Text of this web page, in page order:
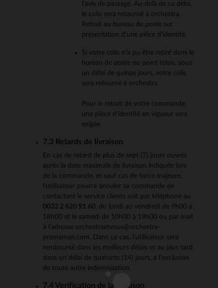
l'avis de passage. Au-delà de ce délai,
le colis sera retourné à orchestra.
Retrait au bureau de poste sur
présentation d'une pièce d'identité.
Si votre colis n'a pu être retiré dans le
bureau de poste ou point relais, sous
un délai de quinze jours, votre colis
sera retourné à orchestra.
Pour le retrait de votre commande,
une pièce d'identité en vigueur sera
exigée.
7.3 Retards de livraison
En cas de retard de plus de sept (7) jours ouvrés
après la date maximale de livraison indiquée lors
de la commande, et sauf cas de force majeure,
l’utilisateur pourra annuler sa commande en
contactant le service clients soit par téléphone au
0032 2 620 91 60 , du lundi au vendredi de 9h00 à
18h00 et le samedi de 10h00 à 18h00 ou par mail
à l’adresse orchestraetvous@orchestra-
premaman.com. Dans ce cas, l’utilisateur sera
remboursé dans les meilleurs délais et au plus tard
dans un délai de quatorze (14) jours, à l’exclusion
de toute autre indemnisation.
7.4 Verification de la livraison